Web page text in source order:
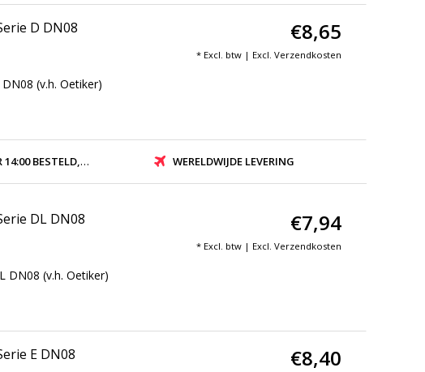
D DN08
(v.h. Oetiker)
€8,65
* Excl. btw | Excl. Verzendkosten
DAG VERZONDEN WERELDWIJDE LEVERING
DL DN08
DN08 (v.h. Oetiker)
€7,94
* Excl. btw | Excl. Verzendkosten
E DN08 €8,40